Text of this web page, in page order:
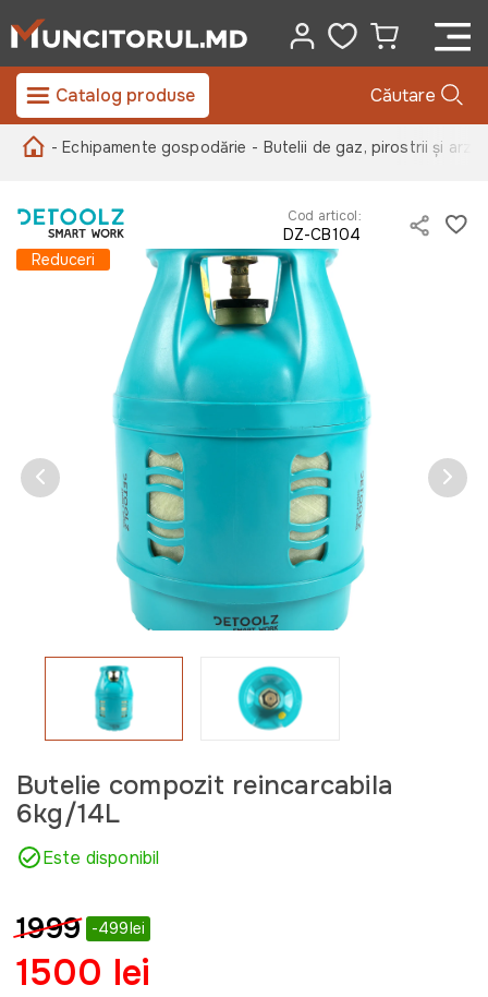
Catalog produse Căutare
- Echipamente gospodărie - Butelii de gaz, pirostrii și
Cod articol:
DZ-CB104
Reduceri
Butelie compozit reincarcabila
6kg/14L
Este disponibil
1999 -499lei
1500 lei